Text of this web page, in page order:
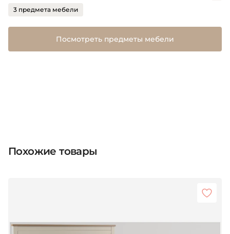
3 предмета мебели
Посмотреть предметы мебели
Похожие товары